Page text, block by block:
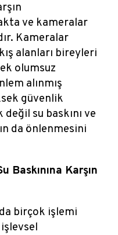
ve kameralar
Kameralar
alanları bireyleri
olumsuz
alınmış
güvenlik
değil su baskını ve
da önlenmesini
Baskınına Karşın
birçok işlemi